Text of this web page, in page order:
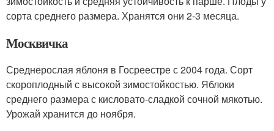
сорта среднего размера. Хранятся они 2-3 месяца.
Москвичка
Среднерослая яблоня в Госреестре с 2004 года. Сорт
скороплодный с высокой зимостойкостью. Яблоки
среднего размера с кисловато-сладкой сочной мякотью.
Урожай хранится до ноября.